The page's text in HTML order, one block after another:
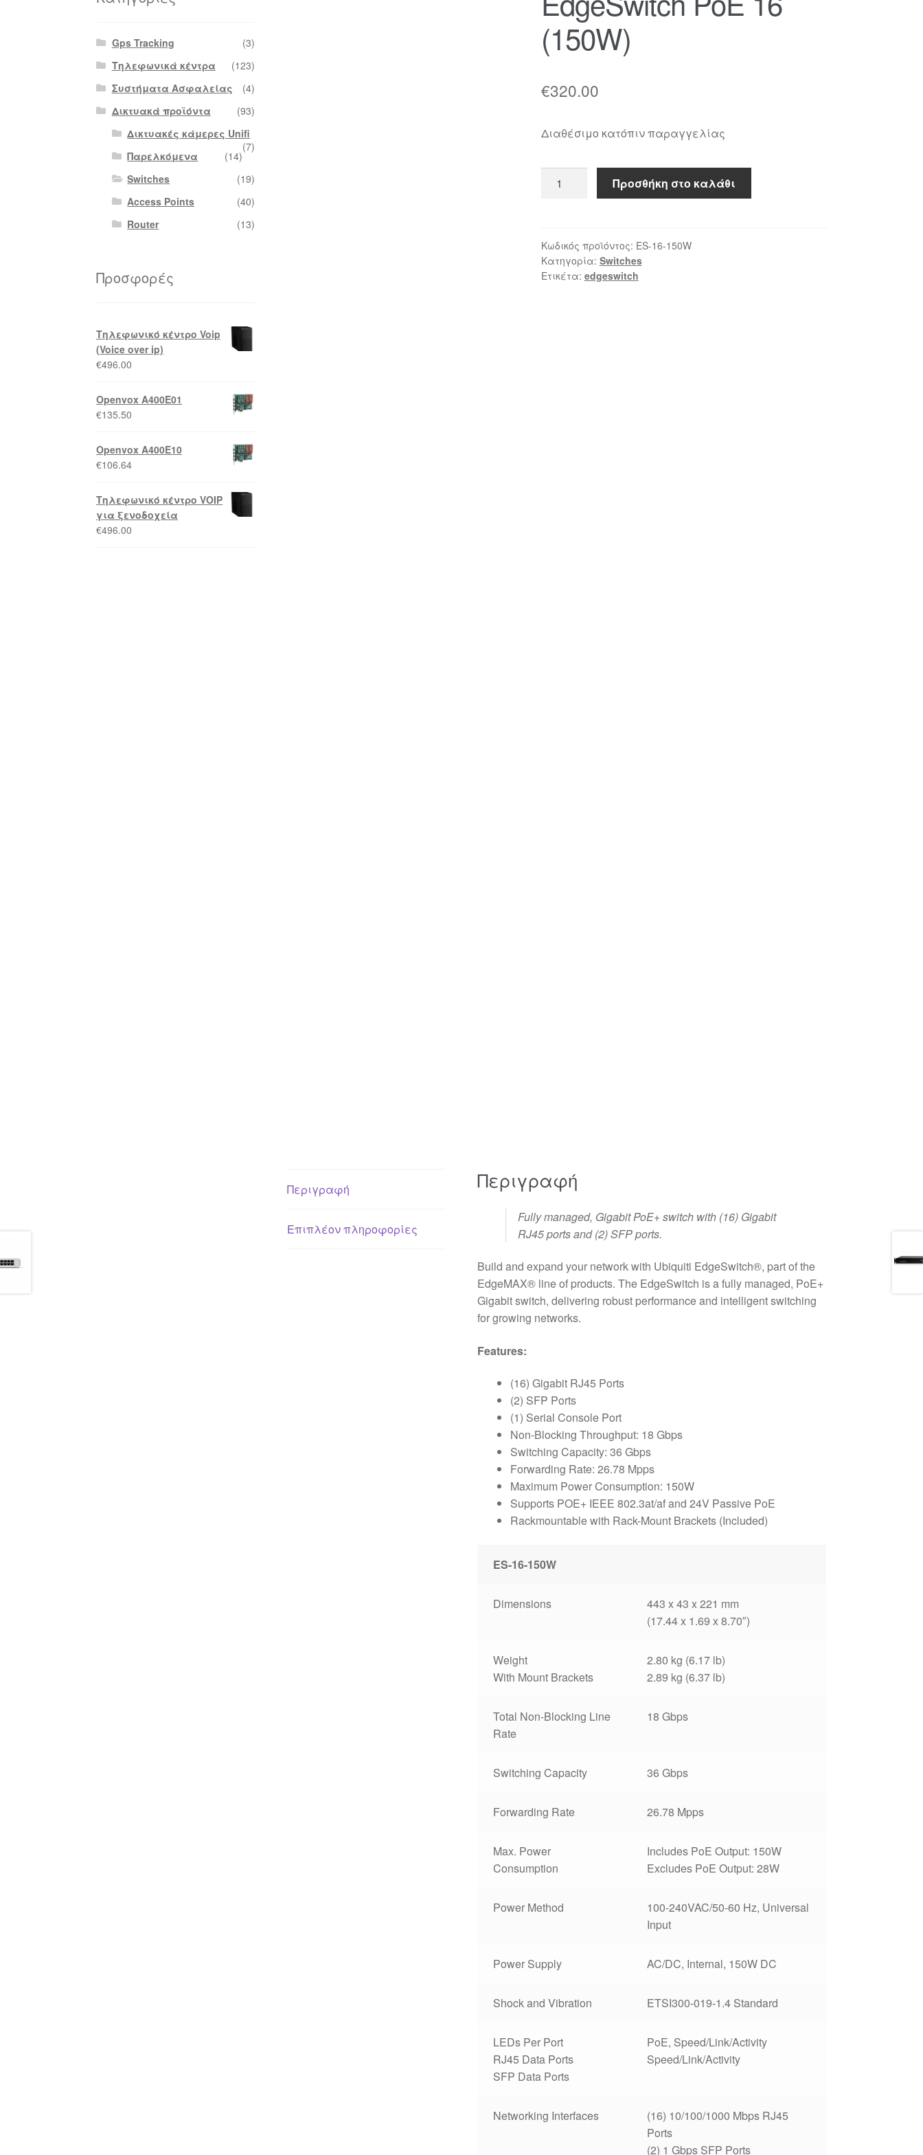
(150W)
€320.00
Διαθέσιμο κατόπιν παραγγελίας
PoE
ποσότητα
Προσθήκη στο καλάθι
Κωδικός προϊόντος: ES-16-150W
Κατηγορία: Switches
Ετικέτα: edgeswitch
Περιγραφή
Επιπλέον πληροφορίες
Περιγραφή
Fully managed, Gigabit PoE+ switch with (16) Gigabit
RJ45 ports and (2) SFP ports.
Build and expand your network with Ubiquiti EdgeSwitch®, part of the
EdgeMAX® line of products. The EdgeSwitch is a fully managed, PoE+
Gigabit switch, delivering robust performance and intelligent switching
for growing networks.
Features:
(16) Gigabit RJ45 Ports
(2) SFP Ports
(1) Serial Console Port
Non-Blocking Throughput: 18 Gbps
Switching Capacity: 36 Gbps
Forwarding Rate: 26.78 Mpps
Maximum Power Consumption: 150W
Supports POE+ IEEE 802.3at/af and 24V Passive PoE
Rackmountable with Rack-Mount Brackets (Included)
ES-16-150W
Dimensions
443 x 43 x 221 mm
(17.44 x 1.69 x 8.70″)
Weight
With Mount Brackets
2.80 kg (6.17 lb)
2.89 kg (6.37 lb)
Total Non-Blocking Line
Rate
18 Gbps
Switching Capacity 36 Gbps
Forwarding Rate 26.78 Mpps
Max. Power
Consumption
Includes PoE Output: 150W
Excludes PoE Output: 28W
Power Method
100-240VAC/50-60 Hz, Universal
Input
Power Supply AC/DC, Internal, 150W DC
Shock and Vibration ETSI300-019-1.4 Standard
LEDs Per Port
RJ45 Data Ports
SFP Data Ports
PoE, Speed/Link/Activity
Speed/Link/Activity
Networking Interfaces
(16) 10/100/1000 Mbps RJ45
Ports
(2) 1 Gbps SFP Ports
Gps Tracking
(3)
Τηλεφωνικά κέντρα
(123)
Συστήματα Ασφαλείας
(4)
Δικτυακά προϊόντα
(93)
Δικτυακές κάμερες Unifi
(7)
Παρελκόμενα
(14)
Switches
(19)
Access Points
(40)
Router
(13)
Προσφορές
Τηλεφωνικό κέντρο Voip
(Voice over ip)
€496.00
Openvox A400E01
€135.50
Openvox A400E10
€106.64
Τηλεφωνικό κέντρο VOIP
για ξενοδοχεία
€496.00